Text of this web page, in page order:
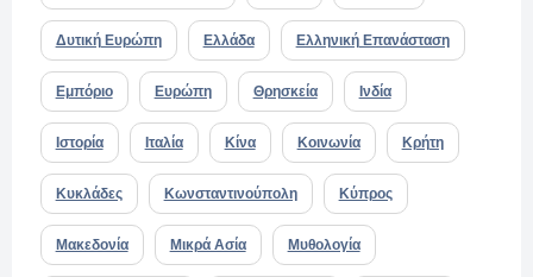
Δυτική Ευρώπη Ελλάδα Ελληνική Επανάσταση
Εμπόριο Ευρώπη Θρησκεία Ινδία
Ιστορία Ιταλία Κίνα Κοινωνία Κρήτη
Κυκλάδες Κωνσταντινούπολη Κύπρος
Μακεδονία Μικρά Ασία Μυθολογία